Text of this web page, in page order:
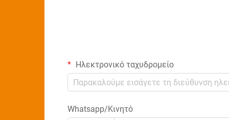
Ηλεκτρονικό ταχυδρομείο
Whatsapp/Κινητό